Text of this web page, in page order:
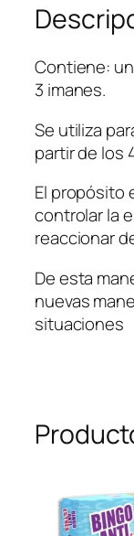
Contiene:
3 imanes.
Se utiliza
partir de los
El propósito
controlar la
reaccionar
De esta
nuevas
situaciones